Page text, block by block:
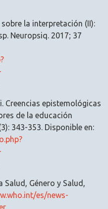
la interpretación (II):
Neuropsiq. 2017; 37
Creencias epistemológicas
de la educación
343-353. Disponible en:
Género y Salud,
es/news-